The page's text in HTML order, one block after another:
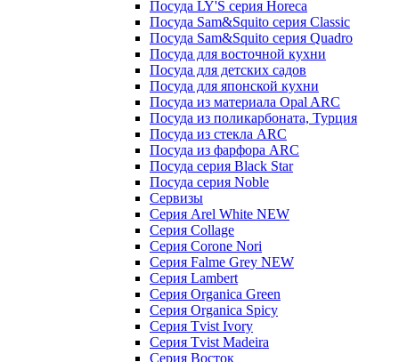
Посуда LY'S серия Horeca
Посуда Sam&Squito серия Classic
Посуда Sam&Squito серия Quadro
Посуда для восточной кухни
Посуда для детских садов
Посуда для японской кухни
Посуда из материала Opal ARC
Посуда из поликарбоната, Турция
Посуда из стекла ARC
Посуда из фарфора ARC
Посуда серия Black Star
Посуда серия Noble
Сервизы
Серия Arel White NEW
Серия Collage
Серия Corone Nori
Серия Falme Grey NEW
Серия Lambert
Серия Organica Green
Серия Organica Spicy
Серия Tvist Ivory
Серия Tvist Madeira
Серия Восток